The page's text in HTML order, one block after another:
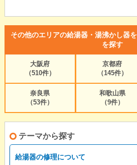
その他のエリアの給湯器・湯沸かし器
を探す
大阪府
（510件）
京都府
（145件）
奈良県
（53件）
和歌山県
（9件）
テーマから探す
給湯器の修理について